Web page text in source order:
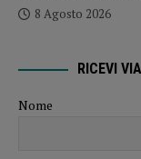
8 Agosto 2026
RICEVI
Nome